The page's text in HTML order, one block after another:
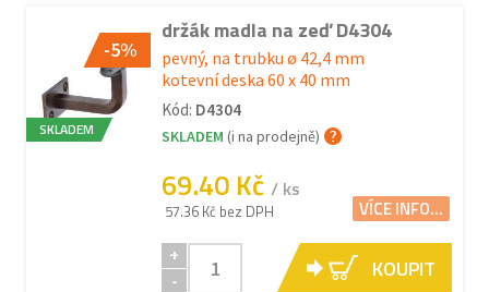
-5%
SKLADEM
držák madla na zeď D4304
pevný, na trubku ø 42,4 mm
kotevní deska 60 x 40 mm
Kód: D4304
SKLADEM (i na prodejně)
69.40 Kč / ks
57.36 Kč bez DPH VÍCE INFO...
+
-
KOUPIT